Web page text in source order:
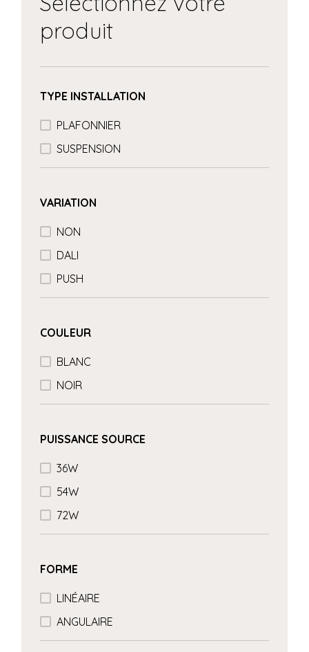
produit
TYPE INSTALLATION
PLAFONNIER
SUSPENSION
VARIATION
NON
DALI
PUSH
COULEUR
BLANC
NOIR
PUISSANCE SOURCE
36W
54W
72W
FORME
LINÉAIRE
ANGULAIRE